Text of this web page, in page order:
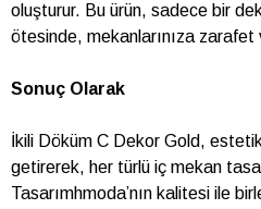
oluşturur. Bu ürün, sadece bir
ötesinde, mekanlarınıza zarafet
Sonuç Olarak
İkili Döküm C Dekor Gold,
getirerek, her türlü iç mekan
Tasarımhmoda’nın kalitesi ile